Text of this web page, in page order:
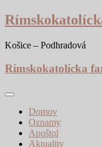
Skip
to
Košice – Podhradová
Rímskokatolícka
Domov
Oznamy
Apoštol
Aktuality